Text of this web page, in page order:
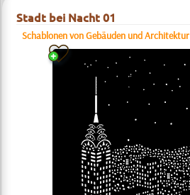
Stadt bei Nacht 01
Schablonen von Gebäuden und Architektur